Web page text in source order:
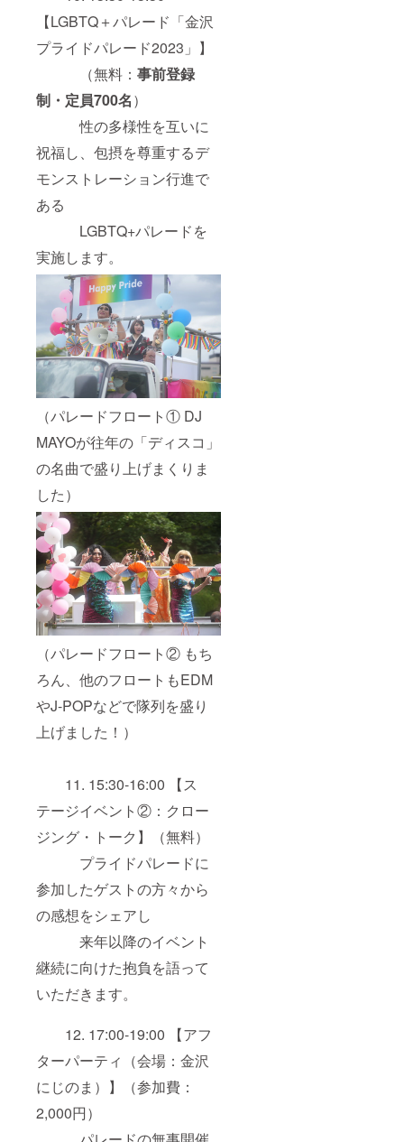
【LGBTQ＋パレード「金沢
プライドパレード2023」】
（無料： 事前登録
制・定員700名）
性の多様性を互いに
祝福し、包摂を尊重するデ
モンストレーション行進で
ある
LGBTQ+パレードを
実施します。
（パレードフロート① DJ
MAYOが往年の「ディスコ」
の名曲で盛り上げまくりま
した）
（パレードフロート② もち
ろん、他のフロートもEDM
やJ-POPなどで隊列を盛り
上げました！）
11. 15:30-16:00 【ス
テージイベント②：クロー
ジング・トーク】（無料）
プライドパレードに
参加したゲストの方々から
の感想をシェアし
来年以降のイベント
継続に向けた抱負を語って
いただきます。
12. 17:00-19:00 【アフ
ターパーティ（会場：金沢
にじのま）】（参加費：
2,000円）